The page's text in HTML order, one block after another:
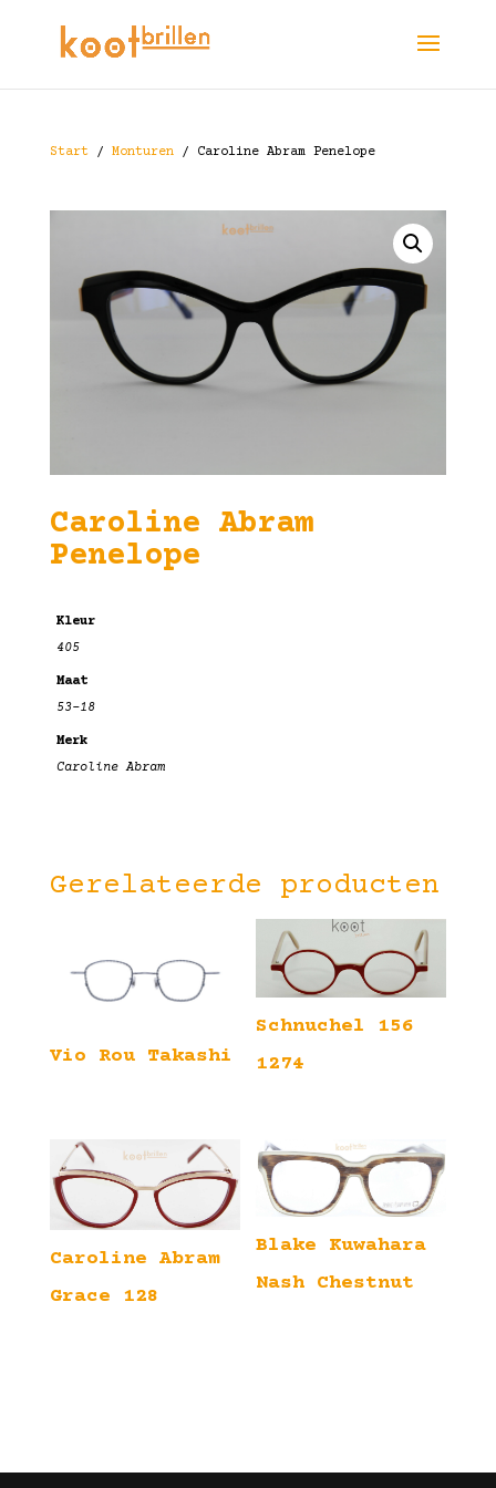
Start/ Monturen/ Caroline Abram Penelope
Caroline Abram
Penelope
Kleur
405
Maat
53-18
Merk
Caroline Abram
Gerelateerde producten
Vio Rou Takashi
Schnuchel 156
1274
Caroline Abram
Grace 128
Blake Kuwahara
Nash Chestnut